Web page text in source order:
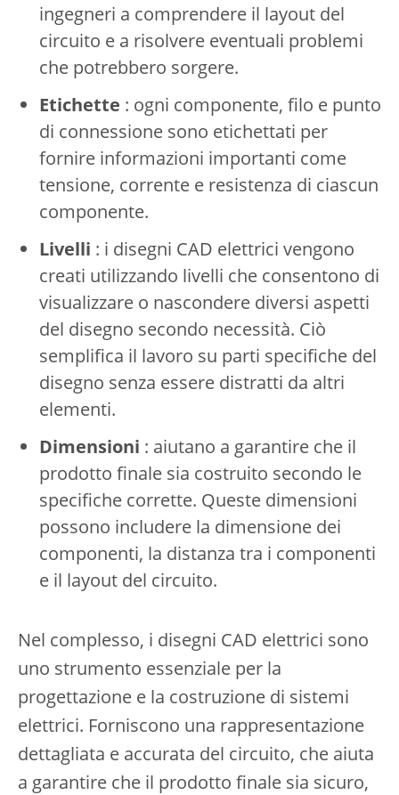
ingegneri a comprendere il layout del
circuito e a risolvere eventuali problemi
che potrebbero sorgere.
Etichette : ogni componente, filo e punto
di connessione sono etichettati per
fornire informazioni importanti come
tensione, corrente e resistenza di ciascun
componente.
Livelli : i disegni CAD elettrici vengono
creati utilizzando livelli che consentono di
visualizzare o nascondere diversi aspetti
del disegno secondo necessità. Ciò
semplifica il lavoro su parti specifiche del
disegno senza essere distratti da altri
elementi.
Dimensioni : aiutano a garantire che il
prodotto finale sia costruito secondo le
specifiche corrette. Queste dimensioni
possono includere la dimensione dei
componenti, la distanza tra i componenti
e il layout del circuito.
Nel complesso, i disegni CAD elettrici sono
uno strumento essenziale per la
progettazione e la costruzione di sistemi
elettrici. Forniscono una rappresentazione
dettagliata e accurata del circuito, che aiuta
a garantire che il prodotto finale sia sicuro,